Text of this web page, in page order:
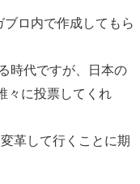
ロ内で作成してもら
時代ですが、日本の
々に投票してくれ
革して行くことに期